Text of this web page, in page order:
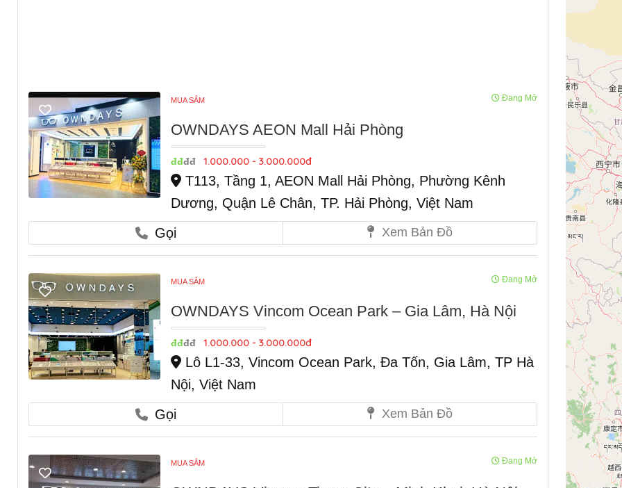
MUA SẮM Đang Mở
OWNDAYS AEON Mall Hải Phòng
đđđđ 1.000.000 - 3.000.000đ
T113, Tầng 1, AEON Mall Hải Phòng, Phường Kênh
Dương, Quận Lê Chân, TP. Hải Phòng, Việt Nam
Gọi
Xem Bản Đồ
MUA SẮM Đang Mở
OWNDAYS Vincom Ocean Park – Gia Lâm, Hà Nội
đđđđ 1.000.000 - 3.000.000đ
Lô L1-33, Vincom Ocean Park, Đa Tốn, Gia Lâm, TP Hà
Nội, Việt Nam
Gọi
Xem Bản Đồ
MUA SẮM Đang Mở